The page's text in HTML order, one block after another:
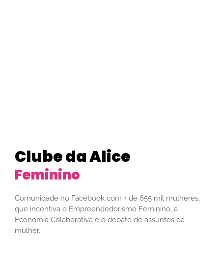
Clube da Alice
Fomentamos o
Comunidade no Facebook com + de 655 mil mulheres,
que incentiva o Empreendedorismo Feminino, a
Economia Colaborativa e o debate de assuntos da
mulher.